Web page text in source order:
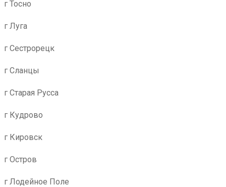
г Тосно
г Луга
г Сестрорецк
г Сланцы
г Старая Русса
г Кудрово
г Кировск
г Остров
г Лодейное Поле